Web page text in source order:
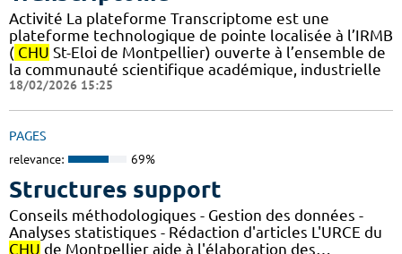
Activité La plateforme Transcriptome est une
plateforme technologique de pointe localisée à l’IRMB
( CHU St-Eloi de Montpellier) ouverte à l’ensemble de
la communauté scientifique académique, industrielle
18/02/2026 15:25
PAGES
relevance: 69%
Structures support
Conseils méthodologiques - Gestion des données -
Analyses statistiques - Rédaction d'articles L'URCE du
CHU de Montpellier aide à l'élaboration des…